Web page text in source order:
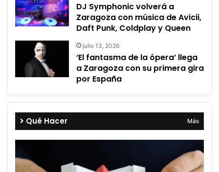
DJ Symphonic volverá a
Zaragoza con música de Avicii,
Daft Punk, Coldplay y Queen
julio 13, 2026
‘El fantasma de la ópera’ llega
a Zaragoza con su primera gira
por España
Qué Hacer Más